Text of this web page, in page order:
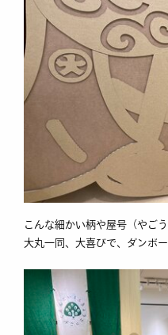
こんな細かい柄や屋号（やご
大丸一同、大喜びで、ダンボ